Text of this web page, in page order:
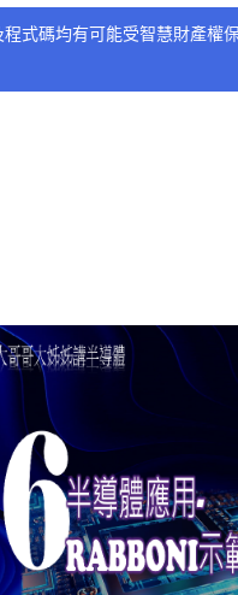
式碼均有可能受智慧財產權